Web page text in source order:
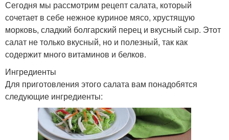
Сегодня мы рассмотрим рецепт салата, который
сочетает в себе нежное куриное мясо, хрустящую
морковь, сладкий болгарский перец и вкусный сыр. Этот
салат не только вкусный, но и полезный, так как
содержит много витаминов и белков.
Ингредиенты
Для приготовления этого салата вам понадобятся
следующие ингредиенты: